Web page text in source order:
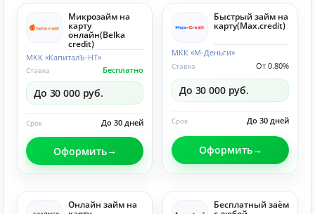
Микрозайм на
карту
онлайн(Belka
credit)
МКК «КапиталЪ-НТ»
Бесплатно
Ставка
До 30 000 руб.
До 30 дней
Срок
Оформить
Быстрый займ на
карту(Max.credit)
МКК «М-Деньги»
От 0.80%
Ставка
До 30 000 руб.
До 30 дней
Срок
Оформить
Онлайн займ на Бесплатный заём